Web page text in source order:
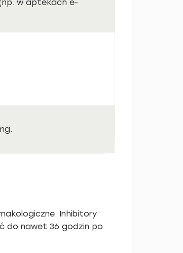
w aptekach e-
Inhibitory
do nawet 36 godzin po